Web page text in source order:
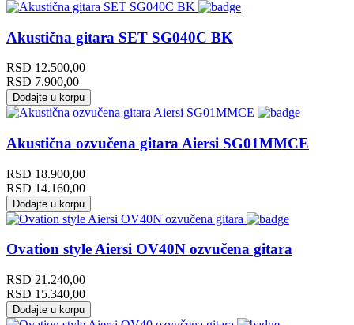
Akustična gitara SET SG040C BK
RSD 12.500,00
RSD 7.900,00
Dodajte u korpu
Akustična ozvučena gitara Aiersi SG01MMCE
RSD 18.900,00
RSD 14.160,00
Dodajte u korpu
Ovation style Aiersi OV40N ozvučena gitara
RSD 21.240,00
RSD 15.340,00
Dodajte u korpu